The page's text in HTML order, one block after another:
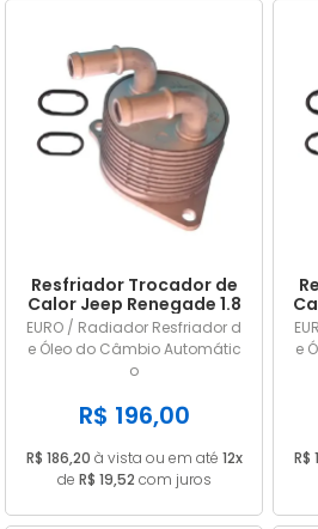
MENOR PREÇO
MAIOR PREÇO
Resfriador Trocador de
Calor Jeep Renegade 1.8
/ 2.0 16V 2016 2017 2018
2019 2020 2021
EURO / Radiador Resfriador d
e Óleo do Câmbio Automátic
o
R$ 196,00
R$ 186,20 à vista ou em até 12x
de R$ 19,52 com juros
e
R$